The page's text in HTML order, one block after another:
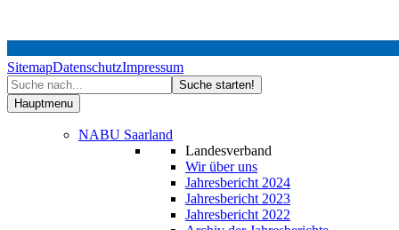
SitemapDatenschutzImpressum
Hauptmenu
NABU Saarland
Landesverband
Wir über uns
Jahresbericht 2024
Jahresbericht 2023
Jahresbericht 2022